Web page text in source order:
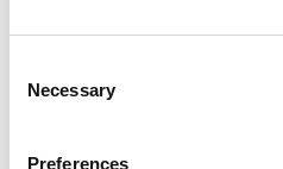
Selection
Necessary
Preferences